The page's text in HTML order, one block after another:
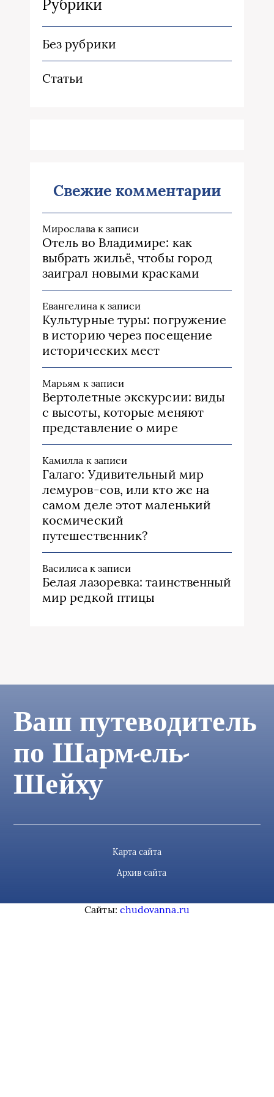
Рубрики
Без рубрики
Статьи
Свежие комментарии
Мирославак записи
Отель во Владимире: как
выбрать жильё, чтобы город
заиграл новыми красками
Евангелинак записи
Культурные туры: погружение
в историю через посещение
исторических мест
Марьям к записи
Вертолетные экскурсии: виды
с высоты, которые меняют
представление о мире
Камилла к записи
Галаго: Удивительный мир
лемуров-сов, или кто же на
самом деле этот маленький
космический
путешественник?
Василисак записи
Белая лазоревка: таинственный
мир редкой птицы
Ваш путеводитель
по Шарм-ель-
Шейху
Карта сайта
Архив сайта
Сайты: chudovanna.ru